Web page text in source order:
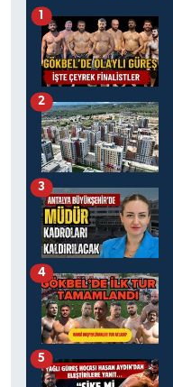
1
2
3
4
5